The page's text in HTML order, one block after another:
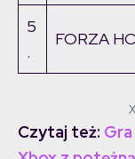
5
.
FORZA
Czytaj też: